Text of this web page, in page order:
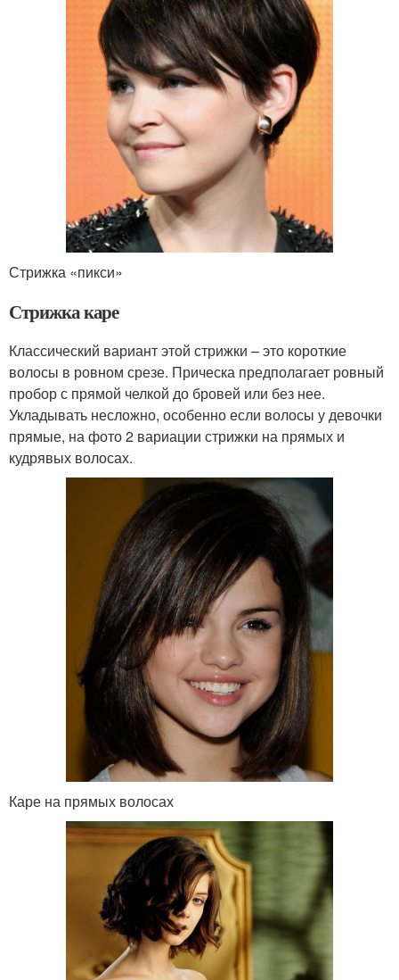
Стрижка «пикси»
Стрижка каре
Классический вариант этой стрижки – это короткие
волосы в ровном срезе. Прическа предполагает ровный
пробор с прямой челкой до бровей или без нее.
Укладывать несложно, особенно если волосы у девочки
прямые, на фото 2 вариации стрижки на прямых и
кудрявых волосах.
Каре на прямых волосах